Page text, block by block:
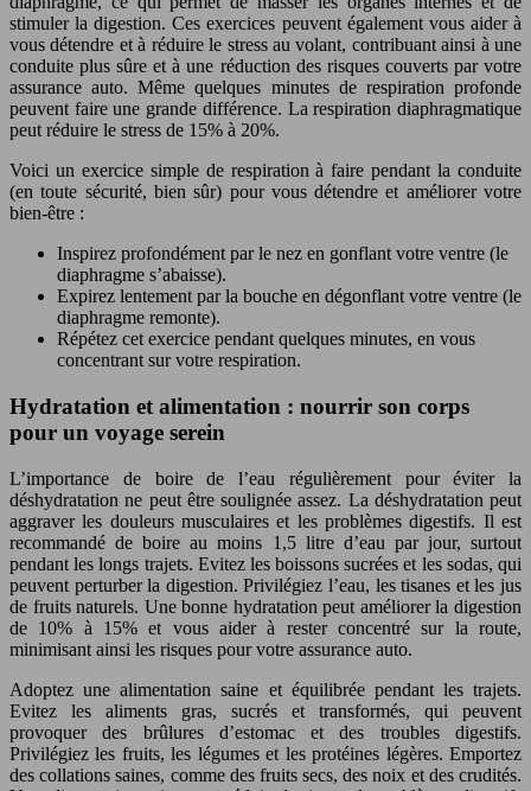
stimuler la digestion. Ces exercices peuvent également vous aider à
vous détendre et à réduire le stress au volant, contribuant ainsi à une
conduite plus sûre et à une réduction des risques couverts par votre
assurance auto. Même quelques minutes de respiration profonde
peuvent faire une grande différence. La respiration diaphragmatique
peut réduire le stress de 15% à 20%.
Voici un exercice simple de respiration à faire pendant la conduite
(en toute sécurité, bien sûr) pour vous détendre et améliorer votre
bien-être :
Inspirez profondément par le nez en gonflant votre ventre (le
diaphragme s’abaisse).
Expirez lentement par la bouche en dégonflant votre ventre (le
diaphragme remonte).
Répétez cet exercice pendant quelques minutes, en vous
concentrant sur votre respiration.
Hydratation et alimentation : nourrir son corps
pour un voyage serein
L’importance de boire de l’eau régulièrement pour éviter la
déshydratation ne peut être soulignée assez. La déshydratation peut
aggraver les douleurs musculaires et les problèmes digestifs. Il est
recommandé de boire au moins 1,5 litre d’eau par jour, surtout
pendant les longs trajets. Evitez les boissons sucrées et les sodas, qui
peuvent perturber la digestion. Privilégiez l’eau, les tisanes et les jus
de fruits naturels. Une bonne hydratation peut améliorer la digestion
de 10% à 15% et vous aider à rester concentré sur la route,
minimisant ainsi les risques pour votre assurance auto.
Adoptez une alimentation saine et équilibrée pendant les trajets.
Evitez les aliments gras, sucrés et transformés, qui peuvent
provoquer des brûlures d’estomac et des troubles digestifs.
Privilégiez les fruits, les légumes et les protéines légères. Emportez
des collations saines, comme des fruits secs, des noix et des crudités.